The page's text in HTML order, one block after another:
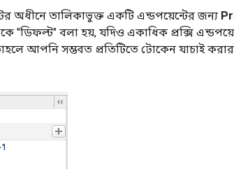
অধীনে তালিকাভুক্ত একটি এন্ডপয়েন্টের জন্য
"ডিফল্ট" বলা হয়, যদিও একাধিক প্রক্সি
আপনি সম্ভবত প্রতিটিতে টোকেন যাচাই